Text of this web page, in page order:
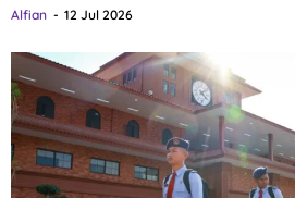
Alfian 12 Jul 2026